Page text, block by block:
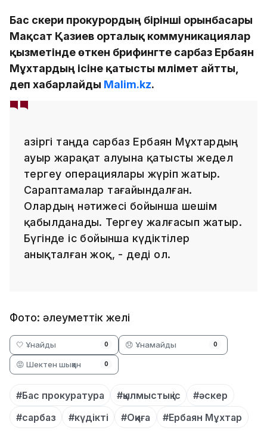
Бас әскери прокурордың бірінші орынбасары
Мақсат Қазиев орталық коммуникациялар
қызметінде өткен брифингте сарбаз Ербаян
Мұхтардың ісіне қатысты мәлімет айтты,
деп хабарлайды Malim.kz.
Қазіргі таңда сарбаз Ербаян Мұхтардың
ауыр жарақат алуына қатысты жедел
тергеу операциялары жүріп жатыр.
Сараптамалар тағайындалған.
Олардың нәтижесі бойынша шешім
қабылданады. Тергеу жалғасып жатыр.
Бүгінде іс бойынша күдіктілер
анықталған жоқ, - деді ол.
Фото: әлеуметтік желі
🤍 Ұнайды 0 😞 Ұнамайды 0
😡 Шектен шыққан 0
#Бас прокуратура #қылмыстық іс
#әскер
#сарбаз
#күдікті #Оқиға #Ербаян Мұхтар